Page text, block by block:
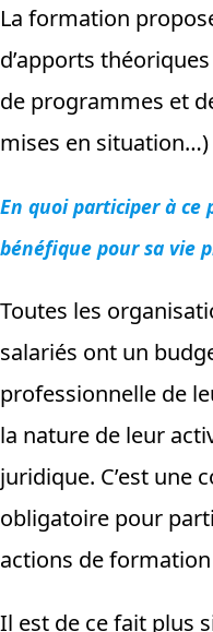
La formation
d’apports
de programmes et
mises en situation…)
En quoi participer à
bénéfique pour sa vie
Toutes les
salariés ont un
professionnelle de
la nature de leur
juridique. C’est une
obligatoire pour
actions de
Il est de ce fait plus